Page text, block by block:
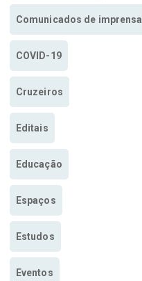
Comunicados de imprensa
COVID-19
Cruzeiros
Editais
Educação
Espaços
Estudos
Eventos